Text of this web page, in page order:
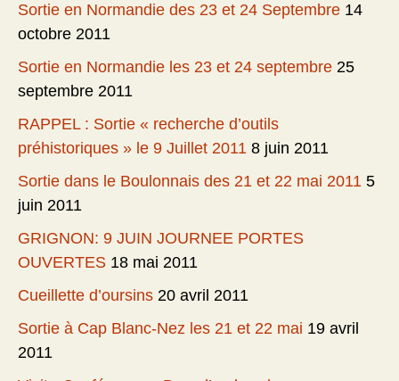
Sortie en Normandie des 23 et 24 Septembre 14
octobre 2011
Sortie en Normandie les 23 et 24 septembre 25
septembre 2011
RAPPEL : Sortie « recherche d’outils
préhistoriques » le 9 Juillet 2011 8 juin 2011
Sortie dans le Boulonnais des 21 et 22 mai 2011 5
juin 2011
GRIGNON: 9 JUIN JOURNEE PORTES
OUVERTES 18 mai 2011
Cueillette d’oursins 20 avril 2011
Sortie à Cap Blanc-Nez les 21 et 22 mai 19 avril
2011